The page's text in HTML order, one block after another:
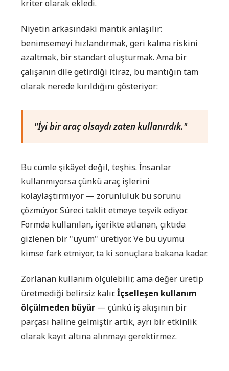
kriter olarak ekledi.
Niyetin arkasındaki mantık anlaşılır:
benimsemeyi hızlandırmak, geri kalma riskini
azaltmak, bir standart oluşturmak. Ama bir
çalışanın dile getirdiği itiraz, bu mantığın tam
olarak nerede kırıldığını gösteriyor:
"İyi bir araç olsaydı zaten kullanırdık."
Bu cümle şikâyet değil, teşhis. İnsanlar
kullanmıyorsa çünkü araç işlerini
kolaylaştırmıyor — zorunluluk bu sorunu
çözmüyor. Süreci taklit etmeye teşvik ediyor.
Formda kullanılan, içerikte atlanan, çıktıda
gizlenen bir "uyum" üretiyor. Ve bu uyumu
kimse fark etmiyor, ta ki sonuçlara bakana kadar.
Zorlanan kullanım ölçülebilir, ama değer üretip
üretmediği belirsiz kalır.İçselleşen kullanım
ölçülmeden büyür — çünkü iş akışının bir
parçası haline gelmiştir artık, ayrı bir etkinlik
olarak kayıt altına alınmayı gerektirmez.